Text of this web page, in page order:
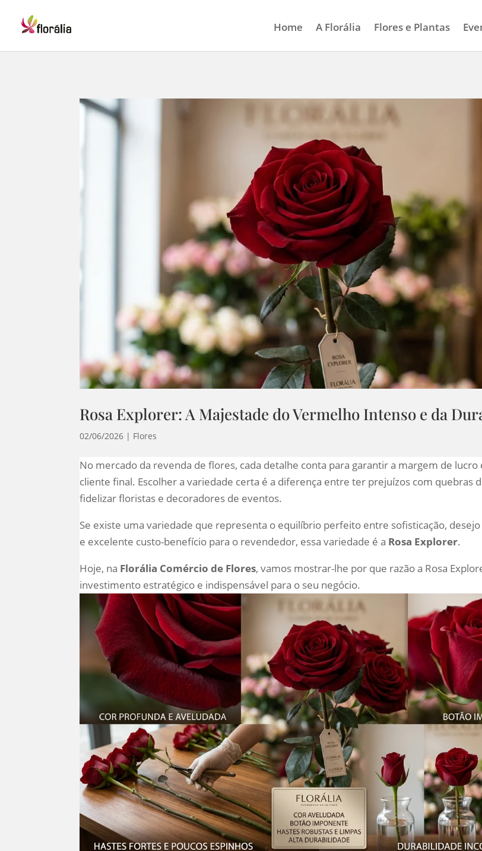
Home A Florália Flores e Plantas
Rosa Explorer: A Majestade do Vermelho Intenso e da
02/06/2026 | Flores
No mercado da revenda de flores, cada detalhe conta para garantir a margem de lucro
cliente final. Escolher a variedade certa é a diferença entre ter prejuízos com quebras
fidelizar floristas e decoradores de eventos.
Se existe uma variedade que representa o equilíbrio perfeito entre sofisticação,
e excelente custo-benefício para o revendedor, essa variedade é a Rosa Explorer.
Hoje, na Florália Comércio de Flores, vamos mostrar-lhe por que razão a Rosa
investimento estratégico e indispensável para o seu negócio.